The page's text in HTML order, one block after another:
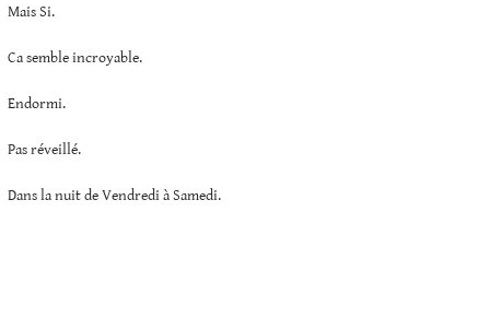
Mais Si.
Ca semble incroyable.
Endormi.
Pas réveillé.
Dans la nuit de Vendredi à Samedi.